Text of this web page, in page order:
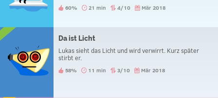
60% 21 min 4/10 Mär 2018
Da ist Licht
Lukas sieht das Licht und wird verwirrt. Kurz später
stirbt er.
58% 11 min 3/10 Mär 2018